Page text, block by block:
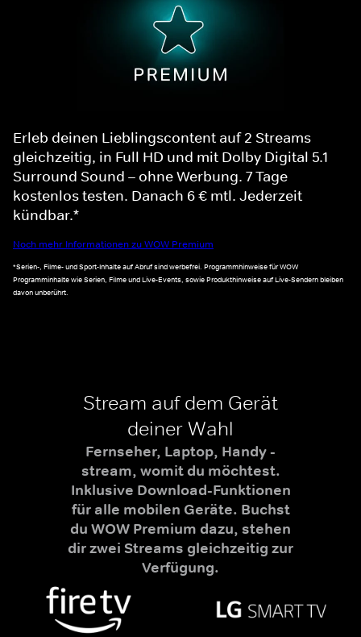
Erleb deinen Lieblingscontent auf 2 Streams
gleichzeitig, in Full HD und mit Dolby Digital 5.1
Surround Sound – ohne Werbung. 7 Tage
kostenlos testen. Danach 6 € mtl. Jederzeit
kündbar.*
Noch mehr Informationen zu WOW Premium
*Serien-, Filme- und Sport-Inhalte auf Abruf sind werbefrei. Programmhinweise für WOW
Programminhalte wie Serien, Filme und Live-Events, sowie Produkthinweise auf Live-Sendern bleiben
davon unberührt.
Stream auf dem Gerät
deiner Wahl
Fernseher, Laptop, Handy -
stream, womit du möchtest.
Inklusive Download-Funktionen
für alle mobilen Geräte. Buchst
du WOW Premium dazu, stehen
dir zwei Streams gleichzeitig zur
Verfügung.